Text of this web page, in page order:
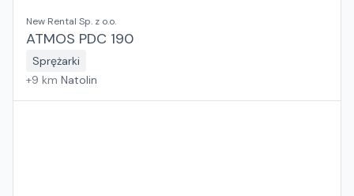
New Rental Sp. z o.o.
ATMOS PDC 190
Sprężarki
+9 km Natolin